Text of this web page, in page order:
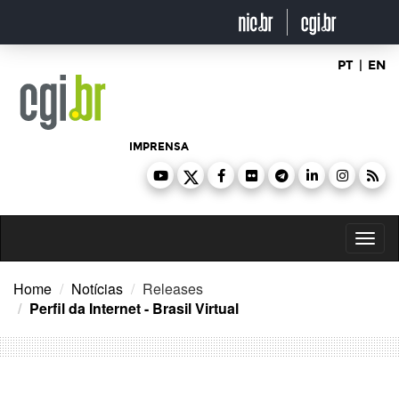
o
PT | EN
IMPRENSA
Home Notícias
Releases
Perfil da Internet - Brasil Virtual